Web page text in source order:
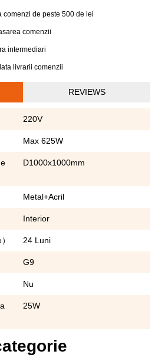
comenzi de peste 500 de lei
comenzii
intermediari
livrarii comenzii
REVIEWS
220V
Max 625W
D1000x1000mm
Metal+Acril
Interior
24 Luni
G9
Nu
25W